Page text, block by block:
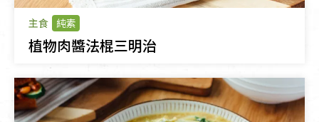
主食 純素
植物肉醬法棍三明治